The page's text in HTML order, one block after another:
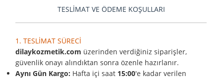
TESLİMAT VE ÖDEME KOŞULLARI
1. TESLİMAT SÜRECİ
dilaykozmetik.com üzerinden verdiğiniz siparişler,
güvenlik onayı alındıktan sonra özenle hazırlanır.
Aynı Gün Kargo: Hafta içi saat 15:00'e kadar verilen